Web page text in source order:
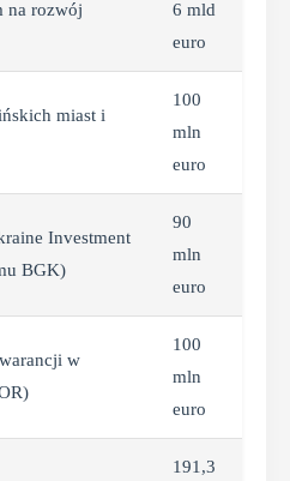
na rozwój
6 mld
euro
miast i
100
mln
euro
Investment
BGK)
90
mln
euro
w
100
mln
euro
191,3